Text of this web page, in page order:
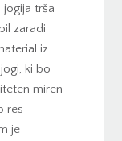
jogija trša
zaradi
iz
ki bo
miren
res
je